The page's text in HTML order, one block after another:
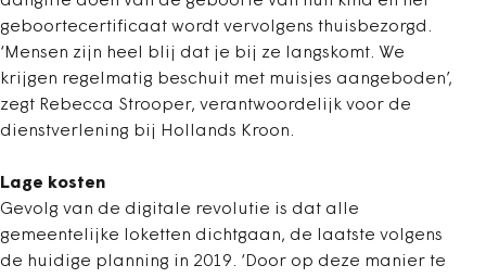
geboortecertificaat wordt vervolgens thuisbezorgd.
‘Mensen zijn heel blij dat je bij ze langskomt. We
krijgen regelmatig beschuit met muisjes aangeboden’,
zegt Rebecca Strooper, verantwoordelijk voor de
dienstverlening bij Hollands Kroon.
Lage kosten
Gevolg van de digitale revolutie is dat alle
gemeentelijke loketten dichtgaan, de laatste volgens
de huidige planning in 2019. ‘Door op deze manier te